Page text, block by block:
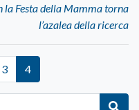
la Festa della Mamma torna
l’azalea della ricerca
3 4